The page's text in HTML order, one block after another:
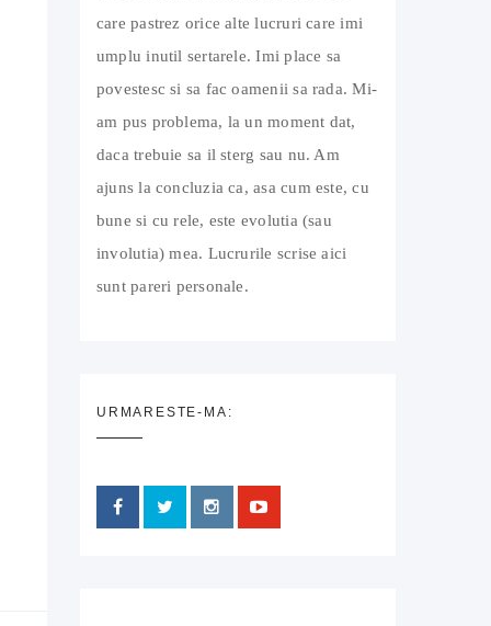
care pastrez orice alte lucruri care imi
umplu inutil sertarele. Imi place sa
povestesc si sa fac oamenii sa rada. Mi-
am pus problema, la un moment dat,
daca trebuie sa il sterg sau nu. Am
ajuns la concluzia ca, asa cum este, cu
bune si cu rele, este evolutia (sau
involutia) mea. Lucrurile scrise aici
sunt pareri personale.
URMARESTE-MA: